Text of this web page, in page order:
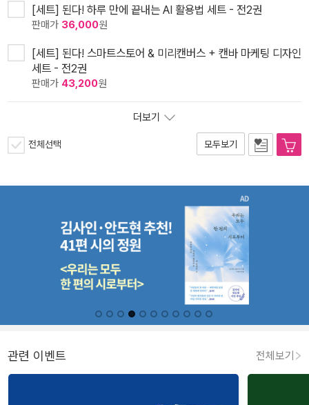
[세트] 된다! 하루 만에 끝내는 AI 활용법 세트 - 전2권
판매가 36,000원
[세트] 된다! 스마트스토어 & 미리캔버스 + 캔바 마케팅 디자인
세트 - 전2권
판매가 43,200원
더보기
전체선택 모두보기
관련 이벤트 전체보기